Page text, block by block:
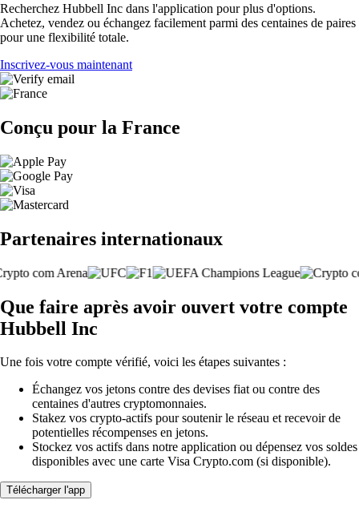
Recherchez Hubbell Inc dans l'application pour plus d'options.
Achetez, vendez ou échangez facilement parmi des centaines de paires
pour une flexibilité totale.
Inscrivez-vous maintenant
Conçu pour la France
Partenaires internationaux
Que faire après avoir ouvert votre compte
Hubbell Inc
Une fois votre compte vérifié, voici les étapes suivantes :
Échangez vos jetons contre des devises fiat ou contre des
centaines d'autres cryptomonnaies.
Stakez vos crypto-actifs pour soutenir le réseau et recevoir de
potentielles récompenses en jetons.
Stockez vos actifs dans notre application ou dépensez vos soldes
disponibles avec une carte Visa Crypto.com (si disponible).
Télécharger l'app